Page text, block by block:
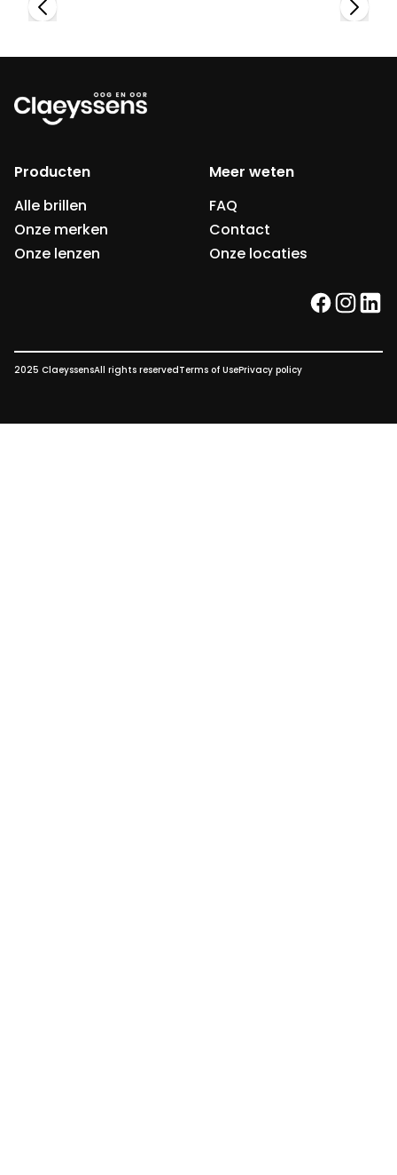
Producten
Alle brillen
Onze merken
Onze lenzen
Meer weten
FAQ
Contact
Onze locaties
facebook
2025 ClaeyssensAll rights reservedTerms of UsePrivacy policy